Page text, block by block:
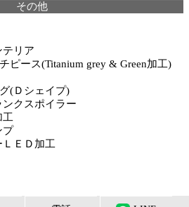
その他
リア
ピース(Titanium grey & Green加工)
(Ｄシェイプ)
クスポイラー
工
プ
ＬＥＤ加工